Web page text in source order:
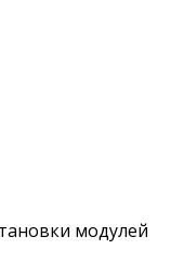
модулей